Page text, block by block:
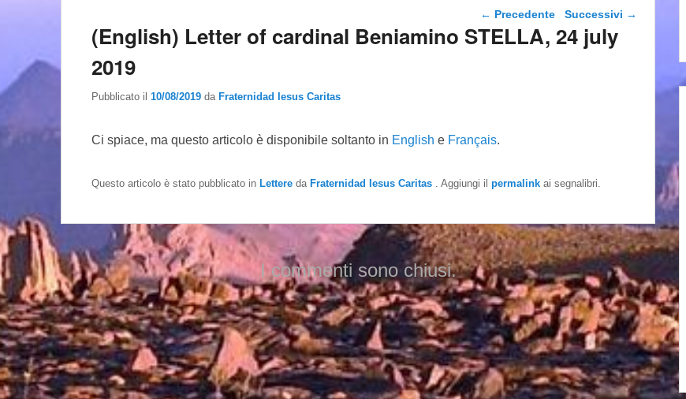
Navigazione articolo
← Precedente Successivi →
(English) Letter of cardinal Beniamino STELLA, 24 july
2019
Pubblicato il 10/08/2019 da Fraternidad Iesus Caritas
Ci spiace, ma questo articolo è disponibile soltanto in English e Français.
Questo articolo è stato pubblicato in Lettere da Fraternidad Iesus Caritas . Aggiungi il permalink ai segnalibri.
I commenti sono chiusi.